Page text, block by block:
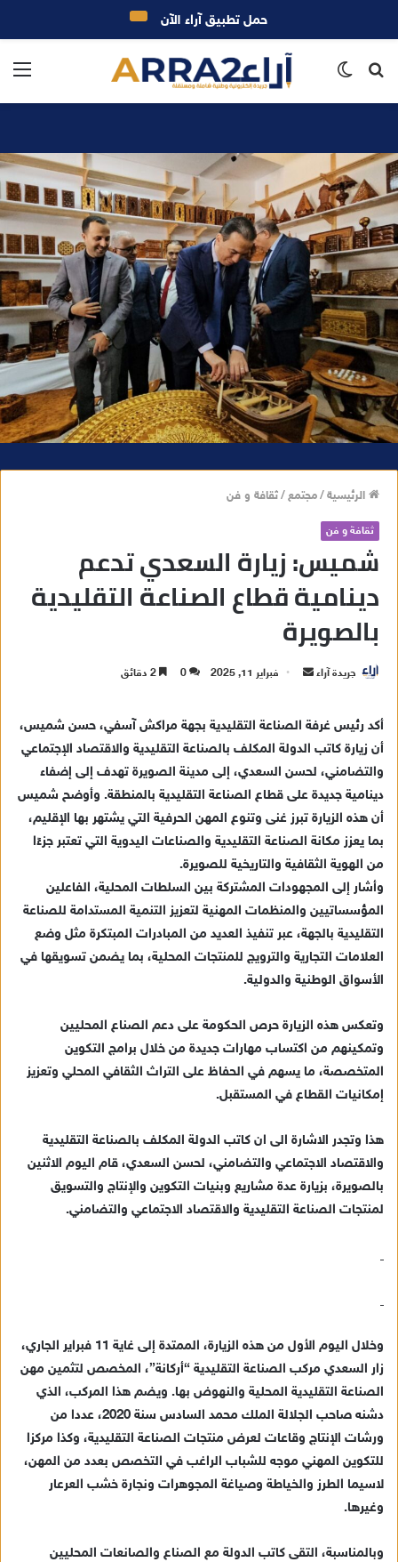
بحث
الرئيسية/مجتمع/ثقافة و فن
ثقافة و فن
شميس: زيارة السعدي تدعم
دينامية قطاع الصناعة التقليدية
بالصويرة
جريدة آراء
ر
ي
د
ا
إ
ل
ك
ت
و
ا
فبراير 11, 2025 0
أكد رئيس غرفة الصناعة التقليدية بجهة مراكش آسفي، حسن شميس،
أن زيارة كاتب الدولة المكلف بالصناعة التقليدية والاقتصاد الإجتماعي
والتضامني، لحسن السعدي، إلى مدينة الصويرة تهدف إلى إضفاء
دينامية جديدة على قطاع الصناعة التقليدية بالمنطقة. وأوضح شميس
أن هذه الزيارة تبرز غنى وتنوع المهن الحرفية التي يشتهر بها الإقليم،
بما يعزز مكانة الصناعة التقليدية والصناعات اليدوية التي تعتبر جزءًا
من الهوية الثقافية والتاريخية للصويرة.
وأشار إلى المجهودات المشتركة بين السلطات المحلية، الفاعلين
المؤسساتيين والمنظمات المهنية لتعزيز التنمية المستدامة للصناعة
التقليدية بالجهة، عبر تنفيذ العديد من المبادرات المبتكرة مثل وضع
العلامات التجارية والترويج للمنتجات المحلية، بما يضمن تسويقها في
الأسواق الوطنية والدولية.
وتعكس هذه الزيارة حرص الحكومة على دعم الصناع المحليين
وتمكينهم من اكتساب مهارات جديدة من خلال برامج التكوين
المتخصصة، ما يسهم في الحفاظ على التراث الثقافي المحلي وتعزيز
إمكانيات القطاع في المستقبل.
هذا وتجدر الاشارة الى ان كاتب الدولة المكلف بالصناعة التقليدية
والاقتصاد الاجتماعي والتضامني، لحسن السعدي، قام اليوم الاثنين
بالصويرة، بزيارة عدة مشاريع وبنيات التكوين والإنتاج والتسويق
لمنتجات الصناعة التقليدية والاقتصاد الاجتماعي والتضامني.
وخلال اليوم الأول من هذه الزيارة، الممتدة إلى غاية 11 فبراير الجاري،
زار السعدي مركب الصناعة التقليدية “أركانة”، المخصص لتثمين مهن
الصناعة التقليدية المحلية والنهوض بها. ويضم هذا المركب، الذي
دشنه صاحب الجلالة الملك محمد السادس سنة 2020، عددا من
ورشات الإنتاج وقاعات لعرض منتجات الصناعة التقليدية، وكذا مركزا
للتكوين المهني موجه للشباب الراغب في التخصص بعدد من المهن،
لاسيما الطرز والخياطة وصياغة المجوهرات ونجارة خشب العرعار
وغيرها.
وبالمناسبة، التقى كاتب الدولة مع الصناع والصانعات المحليين
حمل تطبيق آراء الآن